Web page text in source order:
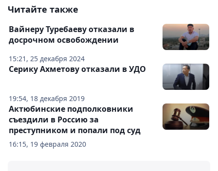
Читайте также
15:21, 25 декабря 2024
Вайнеру Туребаеву отказали в
досрочном освобождении
19:54, 18 декабря 2019
Серику Ахметову отказали в УДО
16:15, 19 февраля 2020
Актюбинские подполковники
съездили в Россию за
преступником и попали под суд